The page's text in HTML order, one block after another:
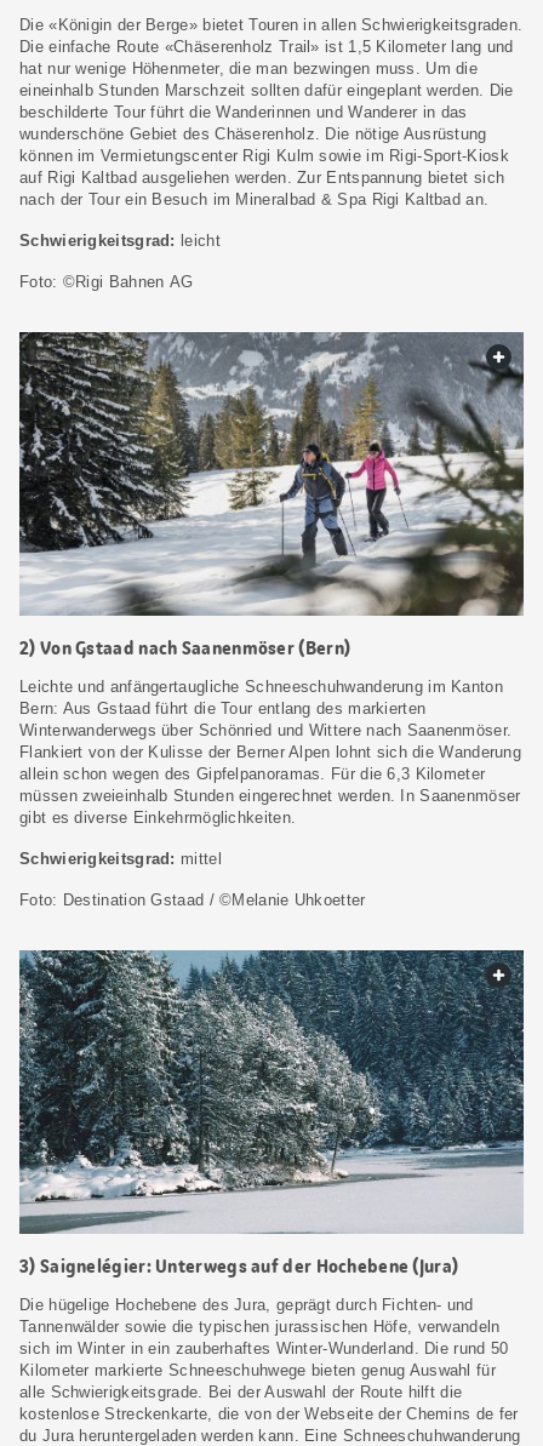
Die «Königin der Berge» bietet Touren in allen Schwierigkeitsgraden.
Die einfache Route «Chäserenholz Trail» ist 1,5 Kilometer lang und
hat nur wenige Höhenmeter, die man bezwingen muss. Um die
eineinhalb Stunden Marschzeit sollten dafür eingeplant werden. Die
beschilderte Tour führt die Wanderinnen und Wanderer in das
wunderschöne Gebiet des Chäserenholz. Die nötige Ausrüstung
können im Vermietungscenter Rigi Kulm sowie im Rigi-Sport-Kiosk
auf Rigi Kaltbad ausgeliehen werden. Zur Entspannung bietet sich
nach der Tour ein Besuch im Mineralbad & Spa Rigi Kaltbad an.
Schwierigkeitsgrad: leicht
Foto: ©Rigi Bahnen AG
2) Von Gstaad nach Saanenmöser (Bern)
Leichte und anfängertaugliche Schneeschuhwanderung im Kanton
Bern: Aus Gstaad führt die Tour entlang des markierten
Winterwanderwegs über Schönried und Wittere nach Saanenmöser.
Flankiert von der Kulisse der Berner Alpen lohnt sich die Wanderung
allein schon wegen des Gipfelpanoramas. Für die 6,3 Kilometer
müssen zweieinhalb Stunden eingerechnet werden. In Saanenmöser
gibt es diverse Einkehrmöglichkeiten.
Schwierigkeitsgrad: mittel
Foto: Destination Gstaad / ©Melanie Uhkoetter
3) Saignelégier: Unterwegs auf der Hochebene (Jura)
Die hügelige Hochebene des Jura, geprägt durch Fichten- und
Tannenwälder sowie die typischen jurassischen Höfe, verwandeln
sich im Winter in ein zauberhaftes Winter-Wunderland. Die rund 50
Kilometer markierte Schneeschuhwege bieten genug Auswahl für
alle Schwierigkeitsgrade. Bei der Auswahl der Route hilft die
kostenlose Streckenkarte, die von der Webseite der Chemins de fer
du Jura heruntergeladen werden kann. Eine Schneeschuhwanderung